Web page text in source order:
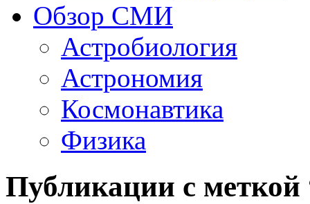
Обзор СМИ
Астробиология
Астрономия
Космонавтика
Физика
Публикации с